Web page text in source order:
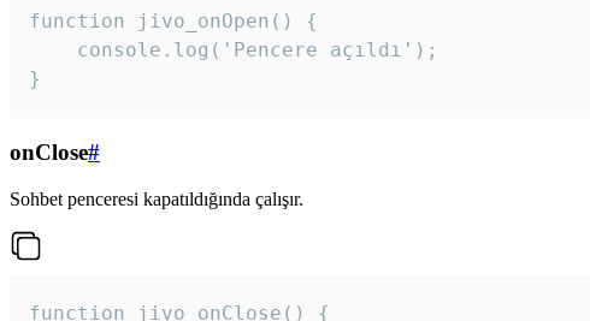
function jivo_onOpen() {
    console.log('Pencere açıldı');
}
onClose#
Sohbet penceresi kapatıldığında çalışır.
function jivo_onClose() {